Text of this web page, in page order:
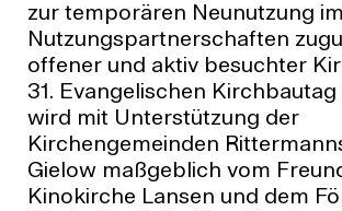
zur temporären Neunutzung
Nutzungspartnerschaften
offener und aktiv besuchter
31. Evangelischen Kirchbautag
wird mit Unterstützung der
Kirchengemeinden
Gielow maßgeblich vom
Kinokirche Lansen und dem